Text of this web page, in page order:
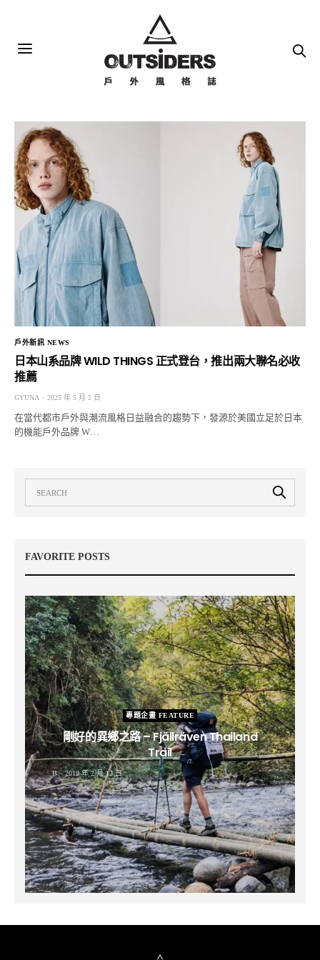
戶外新訊 NEWS
日本山系品牌 WILD THINGS 正式登台，推出兩大聯名必收
推薦
GYUNA 2025 年 5 月 2 日
在當代都市戶外與潮流風格日益融合的趨勢下，發源於美國立足於日本
的機能戶外品牌 W…
FAVORITE POSTS
專題企畫 FEATURE
剛好的異鄉之路 – Fjällräven Thailand
Trail
B 2019 年 2 月 12 日